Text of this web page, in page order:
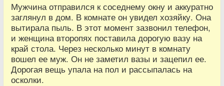
Мужчина отправился к соседнему окну и аккуратно
заглянул в дом. В комнате он увидел хозяйку. Она
вытирала пыль. В этот момент зазвонил телефон,
и женщина второпях поставила дорогую вазу на
край стола. Через несколько минут в комнату
вошел ее муж. Он не заметил вазы и зацепил ее.
Дорогая вещь упала на пол и рассыпалась на
осколки.